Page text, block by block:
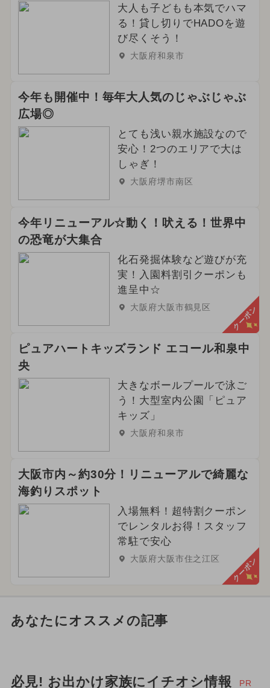
大人も子どもも本気でハマ
る！貸し切りでHADOを遊
び尽くそう！
大阪府和泉市
今年も開催中！毎年大人気のじゃぶじゃぶ
広場◎
とても浅い親水施設なので
安心！2つのエリアで大は
しゃぎ！
大阪府堺市南区
今年リニューアル☆動く！吠える！世界中
の恐竜が大集合
化石発掘体験など遊びが充
実！入園料割引クーポンも
進呈中☆
大阪府大阪市鶴見区 クーポン
ピュアハートキッズランド エコール和泉中
央
大きなボールプールで泳ご
う！大型室内公園「ピュア
キッズ」
大阪府和泉市
大阪市内～約30分！リニューアルで綺麗な
海釣りスポット
入場無料！超特割クーポン
でレンタルお得！スタッフ
常駐で安心
大阪府大阪市住之江区 クーポン
あなたにオススメの記事
必見! お出かけ家族にイチオシ情報 PR